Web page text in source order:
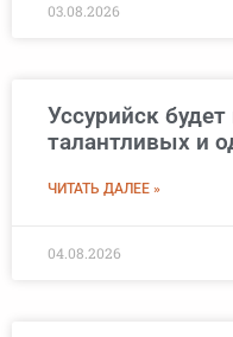
03.08.2026
Уссурийск
талантливых и
ЧИТАТЬ ДАЛЕЕ »
04.08.2026